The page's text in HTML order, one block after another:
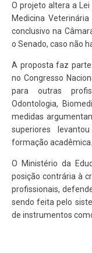
O projeto altera a
Medicina
conclusivo na
o Senado, caso não
A proposta faz
no Congresso
para outras
Odontologia,
medidas
superiores
formação acadêmica.
O Ministério da
posição contrária à
profissionais,
sendo feita pelo
de instrumentos